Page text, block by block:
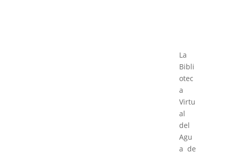
La
Bibli
otec
a
Virtu
al
del
Agu
a de